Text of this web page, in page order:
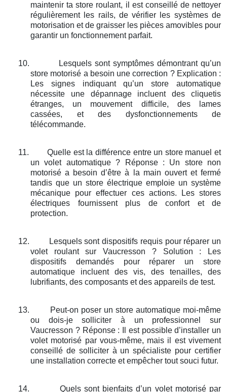
maintenir ta store roulant, il est conseillé de nettoyer
régulièrement les rails, de vérifier les systèmes de
motorisation et de graisser les pièces amovibles pour
garantir un fonctionnement parfait.
10.
Lesquels sont symptômes démontrant qu’un
store motorisé a besoin une correction ? Explication :
Les signes indiquant qu’un store automatique
nécessite une dépannage incluent des cliquetis
étranges, un mouvement difficile, des lames
cassées, et des dysfonctionnements de
télécommande.
11.
Quelle est la différence entre un store manuel et
un volet automatique ? Réponse : Un store non
motorisé a besoin d’être à la main ouvert et fermé
tandis que un store électrique emploie un système
mécanique pour effectuer ces actions. Les stores
électriques fournissent plus de confort et de
protection.
12.
Lesquels sont dispositifs requis pour réparer un
volet roulant sur Vaucresson ? Solution : Les
dispositifs demandés pour réparer un store
automatique incluent des vis, des tenailles, des
lubrifiants, des composants et des appareils de test.
13.
Peut-on poser un store automatique moi-même
ou dois-je solliciter à un professionnel sur
Vaucresson ? Réponse : Il est possible d’installer un
volet motorisé par vous-même, mais il est vivement
conseillé de solliciter à un spécialiste pour certifier
une installation correcte et empêcher tout souci futur.
14. Quels sont bienfaits d’un volet motorisé par